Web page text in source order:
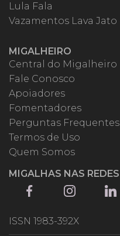
Lula Fala
Vazamentos Lava Jato
MIGALHEIRO
Central do Migalheiro
Fale Conosco
Apoiadores
Fomentadores
Perguntas Frequentes
Termos de Uso
Quem Somos
MIGALHAS NAS REDES
ISSN 1983-392X